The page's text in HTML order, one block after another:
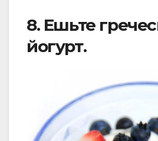
8. Ешьте
йогурт.